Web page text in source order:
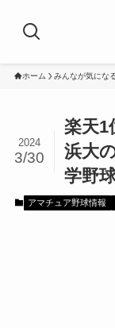
ホーム みんなが気にな
楽天1
浜大
学野
2024
3/30
アマチュア野球情報